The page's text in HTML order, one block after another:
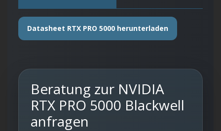
Datasheet RTX PRO 5000 herunterladen
Beratung zur NVIDIA
RTX PRO 5000 Blackwell
anfragen